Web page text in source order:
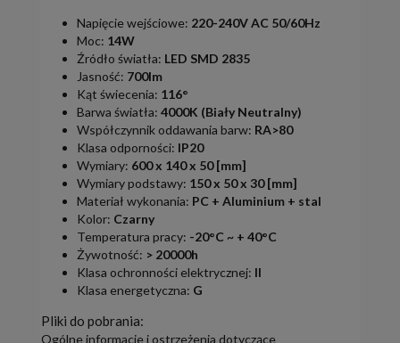
Napięcie wejściowe: 220-240V AC 50/60Hz
Moc: 14W
Źródło światła: LED SMD 2835
Jasność: 700lm
Kąt świecenia: 116°
Barwa światła: 4000K (Biały Neutralny)
Współczynnik oddawania barw: RA>80
Klasa odporności: IP20
Wymiary: 600 x 140 x 50 [mm]
Wymiary podstawy: 150 x 50 x 30 [mm]
Materiał wykonania: PC + Aluminium + stal
Kolor: Czarny
Temperatura pracy: -20°C ~ + 40°C
Żywotność: > 20000h
Klasa ochronności elektrycznej: II
Klasa energetyczna: G
Pliki do pobrania:
Ogólne informacje i ostrzeżenia dotyczące